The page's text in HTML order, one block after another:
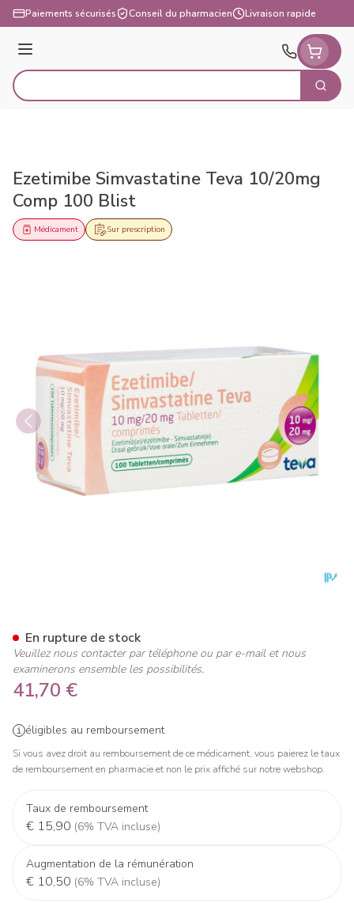
Aller au contenu
Paiements sécurisés Conseil du pharmacien Livraison rapide
Menu
Rechercher
Ezetimibe Simvastatine Teva 10/20mg
Comp 100 Blist
Sur prescription
Médicament
41,70 €
éligibles au remboursement
Si vous avez droit au remboursement de ce médicament, vous paierez le taux
de remboursement en pharmacie et non le prix affiché sur notre webshop.
Taux de remboursement
€ 15,90 (6% TVA incluse)
Augmentation de la rémunération
€ 10,50 (6% TVA incluse)
En rupture de stock
Veuillez nous contacter par téléphone ou par e-mail et nous
examinerons ensemble les possibilités.